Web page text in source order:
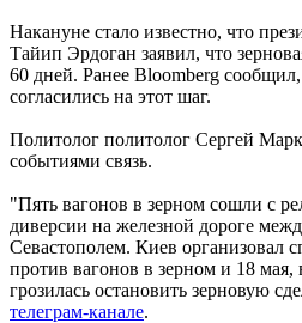
Накануне стало известно, что
Тайип Эрдоган заявил, что
60 дней. Ранее Bloomberg
согласились на этот шаг.
Политолог политолог Сергей
событиями связь.
"Пять вагонов в зерном сошли с
диверсии на железной дороге
Севастополем. Киев организовал
против вагонов в зерном и 18 мая,
грозилась остановить зерновую
телеграм-канале.